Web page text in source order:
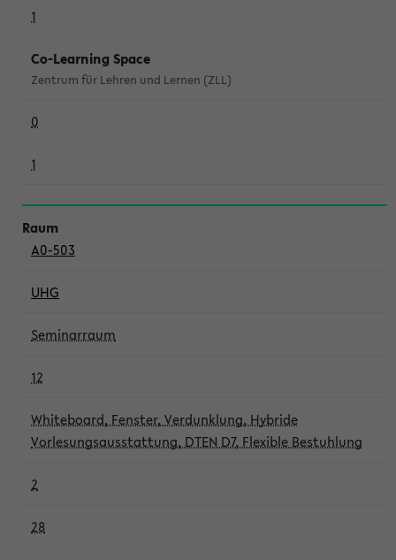
1
Co-Learning Space
Zentrum für Lehren und Lernen (ZLL)
0
1
A0-503
UHG
Seminarraum
12
Whiteboard, Fenster, Verdunklung, Hybride
Vorlesungsausstattung, DTEN D7, Flexible Bestuhlung
2
28